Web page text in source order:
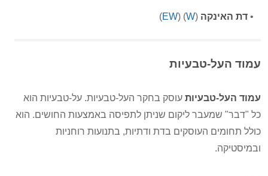
• דת האינקה (
W
)
(
EW
)
עמוד העל-טבעיות
עמוד העל-טבעיות עוסק בחקר העל-טבעיות. על-טבעיות הוא
כל "דבר" שמעבר ליקום שניתן לתפיסה באמצעות החושים. הוא
כולל תחומים העוסקים בדת ודתיות, בתנועות רוחניות
ובמיסטיקה.